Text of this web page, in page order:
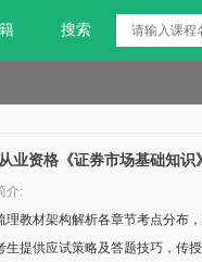
搜索
业资格《证券市场基础知识》
介:
理教材架构解析各章节考点分布
生提供应试策略及答题技巧，传